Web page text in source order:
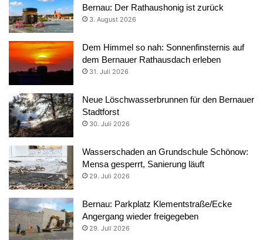
Bernau: Der Rathaushonig ist zurück
3. August 2026
Dem Himmel so nah: Sonnenfinsternis auf
dem Bernauer Rathausdach erleben
31. Juli 2026
Neue Löschwasserbrunnen für den Bernauer
Stadtforst
30. Juli 2026
Wasserschaden an Grundschule Schönow:
Mensa gesperrt, Sanierung läuft
29. Juli 2026
Bernau: Parkplatz Klementstraße/Ecke
Angergang wieder freigegeben
29. Juli 2026